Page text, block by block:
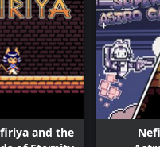
and the